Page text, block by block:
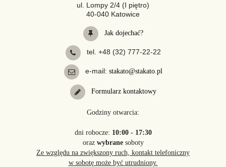
ul. Lompy 2/4 (I piętro)
40-040 Katowice
Jak dojechać?
tel. +48 (32) 777-22-22
e-mail: stakato@stakato.pl
Formularz kontaktowy
Godziny otwarcia:
dni robocze: 10:00 - 17:30
oraz wybranesoboty
Ze względu na zwiększony ruch, kontakt telefoniczny
w sobotę może być utrudniony.